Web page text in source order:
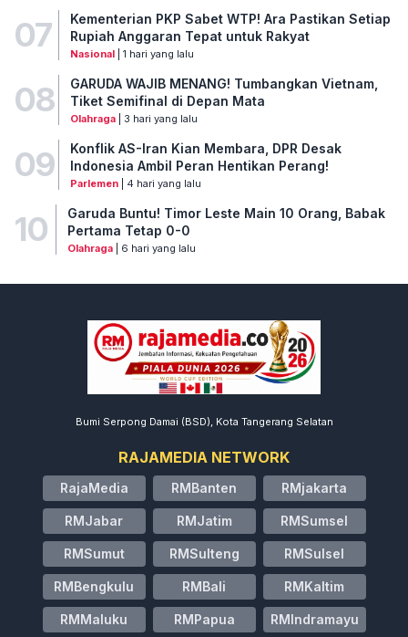
07
Kementerian PKP Sabet WTP! Ara Pastikan Setiap
Rupiah Anggaran Tepat untuk Rakyat
Nasional| 1 hari yang lalu
08
GARUDA WAJIB MENANG! Tumbangkan Vietnam,
Tiket Semifinal di Depan Mata
Olahraga| 3 hari yang lalu
09
Konflik AS-Iran Kian Membara, DPR Desak
Indonesia Ambil Peran Hentikan Perang!
Parlemen| 4 hari yang lalu
10
Garuda Buntu! Timor Leste Main 10 Orang, Babak
Pertama Tetap 0-0
Olahraga| 6 hari yang lalu
Bumi Serpong Damai (BSD), Kota Tangerang Selatan
RAJAMEDIA NETWORK
RajaMedia RMBanten RMjakarta
RMJabar RMJatim RMSumsel
RMSumut RMSulteng RMSulsel
RMBengkulu RMBali RMKaltim
RMMaluku RMPapua RMIndramayu